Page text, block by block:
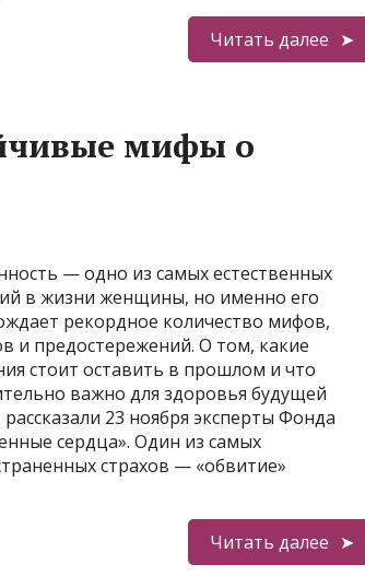
Читать далее
мифы о
— одно из самых естественных
в жизни женщины, но именно его
рекордное количество мифов,
и предостережений. О том, какие
стоит оставить в прошлом и что
важно для здоровья будущей
23 ноября эксперты Фонда
сердца». Один из самых
страхов — «обвитие»
Читать далее